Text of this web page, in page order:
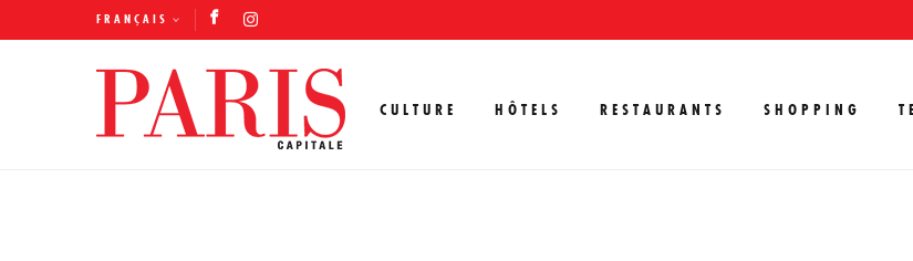
FRANÇAIS
CULTURE HÔTELS RESTAURANTS SHOPPING